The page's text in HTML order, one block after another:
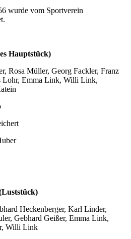
wurde vom Sportverein
Hauptstück)
Rosa Müller, Georg Fackler, Franz
Lohr, Emma Link, Willi Link,
Heckenberger, Karl Linder,
Gebhard Geißer, Emma Link,
Willi Link